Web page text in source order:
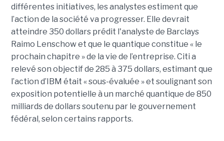
différentes initiatives, les analystes estiment que
l’action de la société va progresser. Elle devrait
atteindre 350 dollars prédit l'analyste de Barclays
Raimo Lenschow et que le quantique constitue « le
prochain chapitre » de la vie de l’entreprise. Citi a
relevé son objectif de 285 à 375 dollars, estimant que
l’action d’IBM était « sous-évaluée » et soulignant son
exposition potentielle à un marché quantique de 850
milliards de dollars soutenu par le gouvernement
fédéral, selon certains rapports.